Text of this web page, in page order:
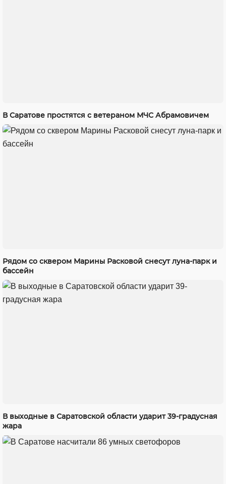
В Саратове простятся с ветераном МЧС Абрамовичем
Рядом со сквером Марины Расковой снесут луна-парк и
бассейн
В выходные в Саратовской области ударит 39-градусная
жара